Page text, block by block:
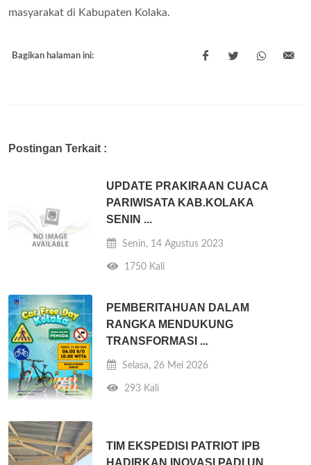
masyarakat di Kabupaten Kolaka.
Bagikan halaman ini:
Postingan Terkait :
UPDATE PRAKIRAAN CUACA
PARIWISATA KAB.KOLAKA
SENIN ...
Senin, 14 Agustus 2023
1750 Kali
PEMBERITAHUAN DALAM
RANGKA MENDUKUNG
TRANSFORMASI ...
Selasa, 26 Mei 2026
293 Kali
TIM EKSPEDISI PATRIOT IPB
HADIRKAN INOVASI PADI UN ...